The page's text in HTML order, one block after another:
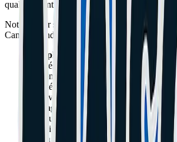
qualifiés sont là pour redonner vie à votre
Notre atelier situé idéalement pour les
Cannet prend en charge tous types de pannes :
Remplacement d'écran cassé : Nous
fissurés, les problèmes d'affichage
dysfonctionnements tactiles. Nous
qualité (OLED, LCD) pour garantir
réactivité optimale.
Changement de batterie :
Votre
vite ou ne tient plus la charge ? Nous
batterie usagée par un modèle neuf
une autonomie comme au premier jour.